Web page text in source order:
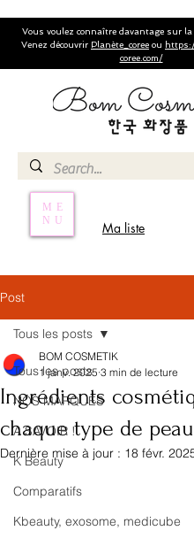
ME
NU
Ma liste
Vous voulez connaître davantage sur la
Venez découvrir Planète_coree ou
coree.com/
Post
Tous les posts
NOS MARQUES
A SAVOIR !
K Beauty
Comparatifs
Kbeauty, exosome, medicube
Tous les posts
Ingrédients
chaque type de
BOM COSMETIK
1 janv. 2025 3 min de lecture
Dernière mise à jour : 18 févr.